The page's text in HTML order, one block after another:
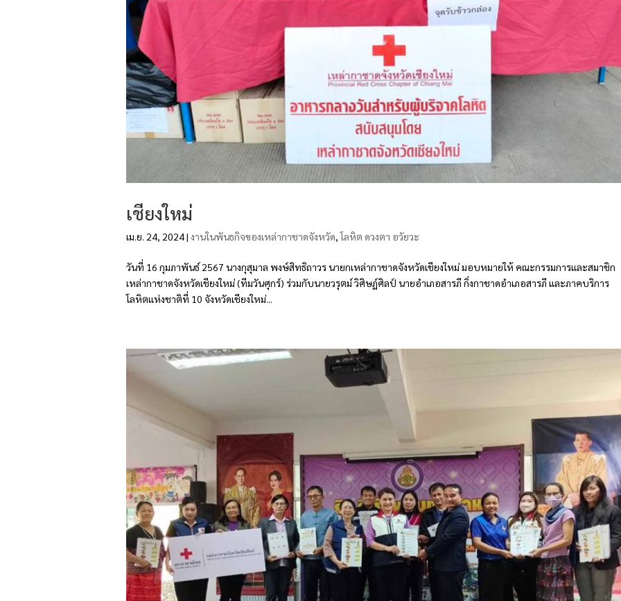
เชียงใหม่
เม.ย. 24, 2024| งานในพันธกิจของเหล่ากาชาดจังหวัด,โลหิต ดวงตา อวัยวะ
วันที่ 16 กุมภาพันธ์ 2567 นางกุสุมาล พงษ์สิทธิถาวร นายกเหล่ากาชาดจังหวัดเชียงใหม่ มอบหมายให้ คณะกรรมการและสมาชิก
เหล่ากาชาดจังหวัดเชียงใหม่ (ทีมวันศุกร์) ร่วมกับนายวรุตม์ วิศิษฏ์ศิลป์ นายอำเภอสารภี กิ่งกาชาดอำเภอสารภี และภาคบริการ
โลหิตแห่งชาติที่ 10 จังหวัดเชียงใหม่...